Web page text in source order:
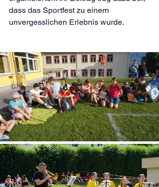
dass das Sportfest zu einem
unvergesslichen Erlebnis wurde.